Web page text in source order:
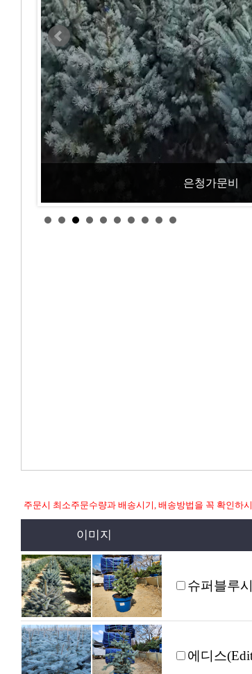
은청가문비
주문시 최소주문수량과 배송시기, 배송방법을 꼭 확인하
이미지
슈퍼블루
에디스